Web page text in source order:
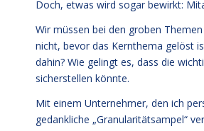
Doch, etwas wird sogar bewirkt:
Wir müssen bei den groben
nicht, bevor das Kernthema gelöst
dahin? Wie gelingt es, dass die
sicherstellen könnte.
Mit einem Unternehmer, den ich
gedankliche „Granularitätsampel“